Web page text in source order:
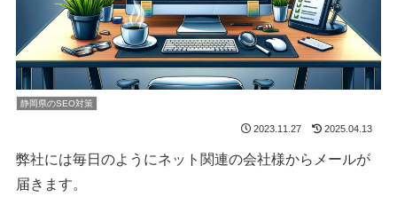
静岡県のSEO対策
2023.11.27 2025.04.13
弊社には毎日のようにネット関連の会社様からメールが
届きます。